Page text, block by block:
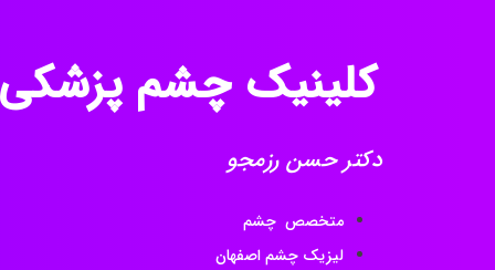
کلینیک چشم پزشکی
دکتر حسن رزمجو
متخصص چشم
لیزیک چشم اصفهان